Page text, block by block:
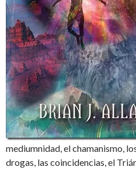
mediumnidad, el chamanismo,
drogas, las coincidencias, el